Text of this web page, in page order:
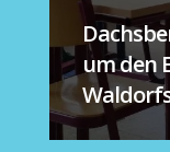
um den